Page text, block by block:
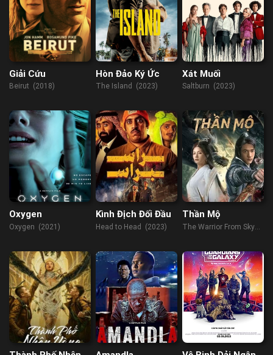
Giải Cứu
Beirut (2018)
Hòn Đảo Ký Ức
The Island (2023)
Xát Muối
Saltburn (2023)
Oxygen
Oxygen (2021)
Kình Địch Đối Đầu
Head to Head (2023)
Thần Mộ
The Warrior From Sky